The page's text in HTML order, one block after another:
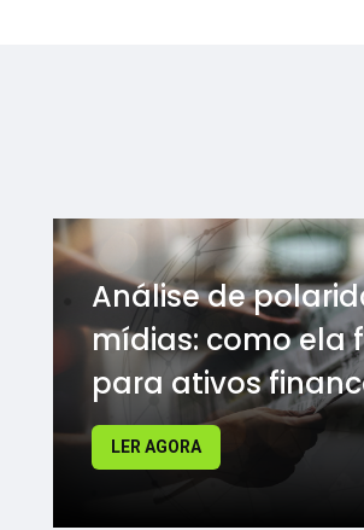
Análise de
mídias: como ela
para ativos
LER AGORA